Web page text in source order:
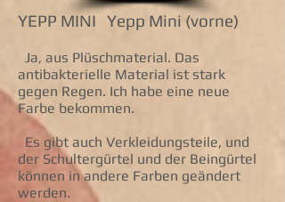
YEPP MINI Yepp Mini (vorne)
Ja, aus Plüschmaterial. Das
antibakterielle Material ist stark
gegen Regen. Ich habe eine neue
Farbe bekommen.
Es gibt auch Verkleidungsteile, und
der Schultergürtel und der Beingürtel
können in andere Farben geändert
werden.